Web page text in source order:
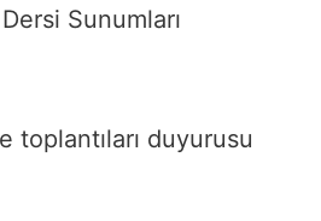
Sunumları
toplantıları duyurusu